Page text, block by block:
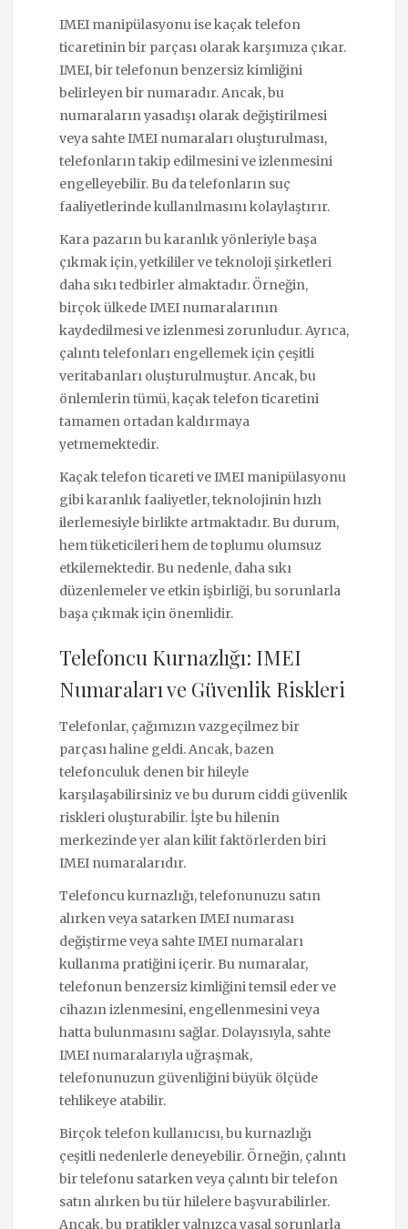
IMEI manipülasyonu ise kaçak telefon
ticaretinin bir parçası olarak karşımıza çıkar.
IMEI, bir telefonun benzersiz kimliğini
belirleyen bir numaradır. Ancak, bu
numaraların yasadışı olarak değiştirilmesi
veya sahte IMEI numaraları oluşturulması,
telefonların takip edilmesini ve izlenmesini
engelleyebilir. Bu da telefonların suç
faaliyetlerinde kullanılmasını kolaylaştırır.
Kara pazarın bu karanlık yönleriyle başa
çıkmak için, yetkililer ve teknoloji şirketleri
daha sıkı tedbirler almaktadır. Örneğin,
birçok ülkede IMEI numaralarının
kaydedilmesi ve izlenmesi zorunludur. Ayrıca,
çalıntı telefonları engellemek için çeşitli
veritabanları oluşturulmuştur. Ancak, bu
önlemlerin tümü, kaçak telefon ticaretini
tamamen ortadan kaldırmaya
yetmemektedir.
Kaçak telefon ticareti ve IMEI manipülasyonu
gibi karanlık faaliyetler, teknolojinin hızlı
ilerlemesiyle birlikte artmaktadır. Bu durum,
hem tüketicileri hem de toplumu olumsuz
etkilemektedir. Bu nedenle, daha sıkı
düzenlemeler ve etkin işbirliği, bu sorunlarla
başa çıkmak için önemlidir.
Telefoncu Kurnazlığı: IMEI
Numaraları ve Güvenlik Riskleri
Telefonlar, çağımızın vazgeçilmez bir
parçası haline geldi. Ancak, bazen
telefonculuk denen bir hileyle
karşılaşabilirsiniz ve bu durum ciddi güvenlik
riskleri oluşturabilir. İşte bu hilenin
merkezinde yer alan kilit faktörlerden biri
IMEI numaralarıdır.
Telefoncu kurnazlığı, telefonunuzu satın
alırken veya satarken IMEI numarası
değiştirme veya sahte IMEI numaraları
kullanma pratiğini içerir. Bu numaralar,
telefonun benzersiz kimliğini temsil eder ve
cihazın izlenmesini, engellenmesini veya
hatta bulunmasını sağlar. Dolayısıyla, sahte
IMEI numaralarıyla uğraşmak,
telefonunuzun güvenliğini büyük ölçüde
tehlikeye atabilir.
Birçok telefon kullanıcısı, bu kurnazlığı
çeşitli nedenlerle deneyebilir. Örneğin, çalıntı
bir telefonu satarken veya çalıntı bir telefon
satın alırken bu tür hilelere başvurabilirler.
Ancak, bu pratikler yalnızca yasal sorunlarla